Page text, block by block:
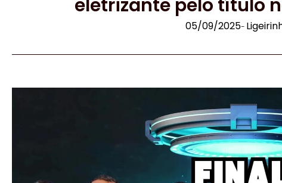
eletrizante pelo título
05/09/2025-